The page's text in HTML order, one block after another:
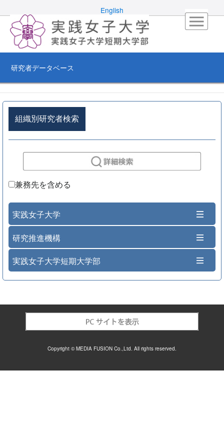
English
研究者データベース
組織別研究者検索
兼務先を含める
実践女子大学
研究推進機構
実践女子大学短期大学部
Copyright © MEDIA FUSION Co.,Ltd. All rights reserved.